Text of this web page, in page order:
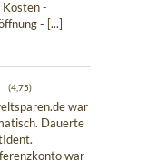
Kosten -
- [...]
(4,75)
war
Dauerte
war